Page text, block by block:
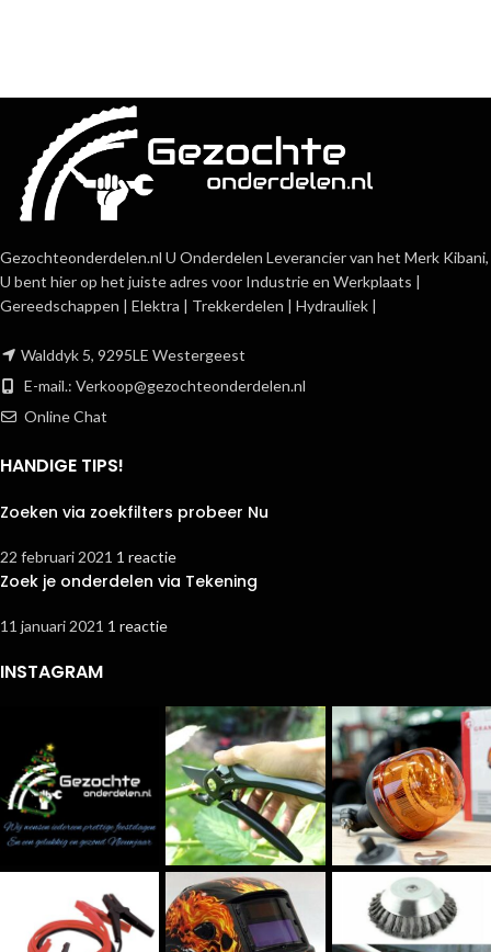
Gezochteonderdelen.nl U Onderdelen Leverancier van het Merk Kibani,
U bent hier op het juiste adres voor Industrie en Werkplaats |
Gereedschappen | Elektra | Trekkerdelen | Hydrauliek |
Walddyk 5, 9295LE Westergeest
E-mail.: Verkoop@gezochteonderdelen.nl
Online Chat
HANDIGE TIPS!
Zoeken via zoekfilters probeer Nu
22 februari 2021 1 reactie
Zoek je onderdelen via Tekening
11 januari 2021 1 reactie
INSTAGRAM